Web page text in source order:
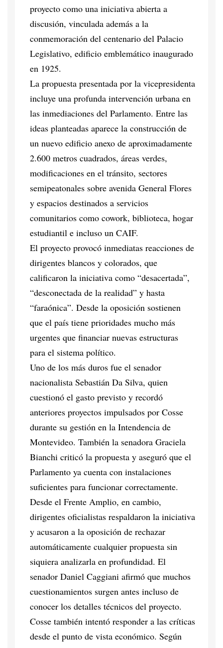
proyecto como una iniciativa abierta a
discusión, vinculada además a la
conmemoración del centenario del Palacio
Legislativo, edificio emblemático inaugurado
en 1925.
La propuesta presentada por la vicepresidenta
incluye una profunda intervención urbana en
las inmediaciones del Parlamento. Entre las
ideas planteadas aparece la construcción de
un nuevo edificio anexo de aproximadamente
2.600 metros cuadrados, áreas verdes,
modificaciones en el tránsito, sectores
semipeatonales sobre avenida General Flores
y espacios destinados a servicios
comunitarios como cowork, biblioteca, hogar
estudiantil e incluso un CAIF.
El proyecto provocó inmediatas reacciones de
dirigentes blancos y colorados, que
calificaron la iniciativa como “desacertada”,
“desconectada de la realidad” y hasta
“faraónica”. Desde la oposición sostienen
que el país tiene prioridades mucho más
urgentes que financiar nuevas estructuras
para el sistema político.
Uno de los más duros fue el senador
nacionalista Sebastián Da Silva, quien
cuestionó el gasto previsto y recordó
anteriores proyectos impulsados por Cosse
durante su gestión en la Intendencia de
Montevideo. También la senadora Graciela
Bianchi criticó la propuesta y aseguró que el
Parlamento ya cuenta con instalaciones
suficientes para funcionar correctamente.
Desde el Frente Amplio, en cambio,
dirigentes oficialistas respaldaron la iniciativa
y acusaron a la oposición de rechazar
automáticamente cualquier propuesta sin
siquiera analizarla en profundidad. El
senador Daniel Caggiani afirmó que muchos
cuestionamientos surgen antes incluso de
conocer los detalles técnicos del proyecto.
Cosse también intentó responder a las críticas
desde el punto de vista económico. Según